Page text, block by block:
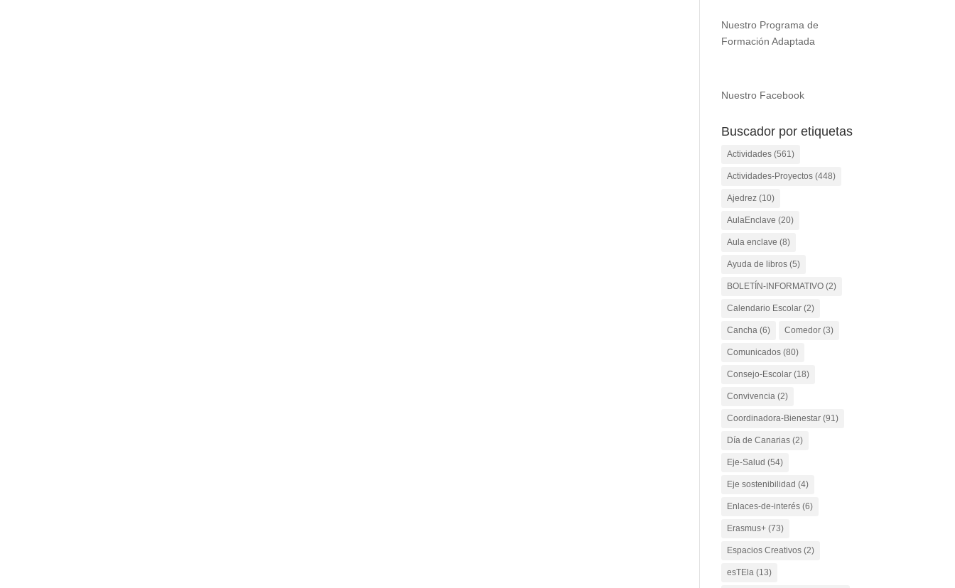
Nuestro Programa de
Formación Adaptada
Nuestro Facebook
Buscador por etiquetas
Actividades (561)
Actividades-Proyectos (448)
Ajedrez (10)
AulaEnclave (20)
Aula enclave (8)
Ayuda de libros (5)
BOLETÍN-INFORMATIVO (2)
Calendario Escolar (2)
Cancha (6) Comedor (3)
Comunicados (80)
Consejo-Escolar (18)
Convivencia (2)
Coordinadora-Bienestar (91)
Día de Canarias (2)
Eje-Salud (54)
Eje sostenibilidad (4)
Enlaces-de-interés (6)
Erasmus+ (73)
Espacios Creativos (2)
esTEla (13)